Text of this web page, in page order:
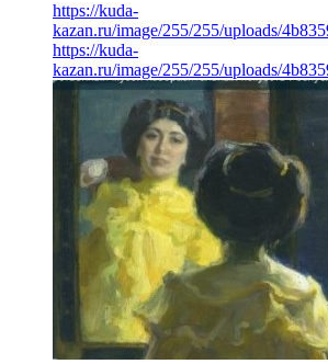
https://kuda-
kazan.ru/image/255/255/uploads/
https://kuda-
kazan.ru/image/255/255/uploads/